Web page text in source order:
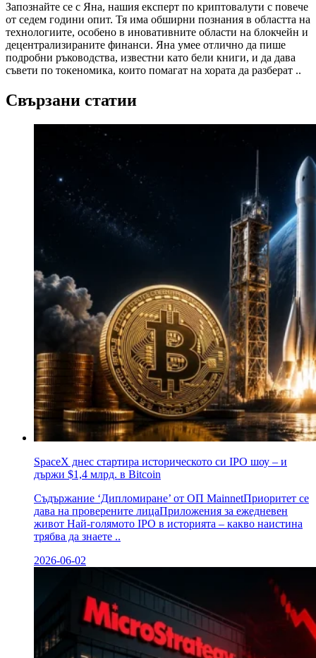
Запознайте се с Яна, нашия експерт по криптовалути с повече
от седем години опит. Тя има обширни познания в областта на
технологиите, особено в иновативните области на блокчейн и
децентрализираните финанси. Яна умее отлично да пише
подробни ръководства, известни като бели книги, и да дава
съвети по токеномика, които помагат на хората да разберат ..
Свързани статии
SpaceX днес стартира историческото си IPO шоу – и
държи $1,4 млрд. в Bitcoin
Съдържание ‘Дипломиране’ от ОП MainnetПриоритет се
дава на проверените лицаПриложения за ежедневен
живот Най-голямото IPO в историята – какво наистина
трябва да знаете ..
2026-06-02